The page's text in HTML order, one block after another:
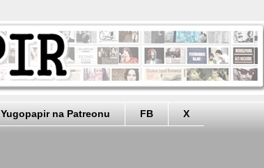
na Patreonu FB X